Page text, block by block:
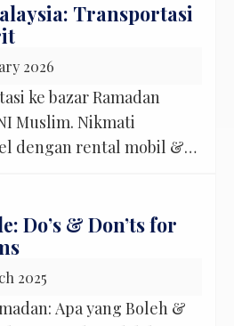
Transportasi
2026
ke bazar Ramadan
Muslim. Nikmati
dengan rental mobil &
Malaysia berubah
Muslim. Ratusan bazar
di Kuala Lumpur,
Bahru. Bagi WNI
dari Jakarta, Medan,
besar lainnya, […]
Do’s & Don’ts for
2025
Apa yang Boleh &